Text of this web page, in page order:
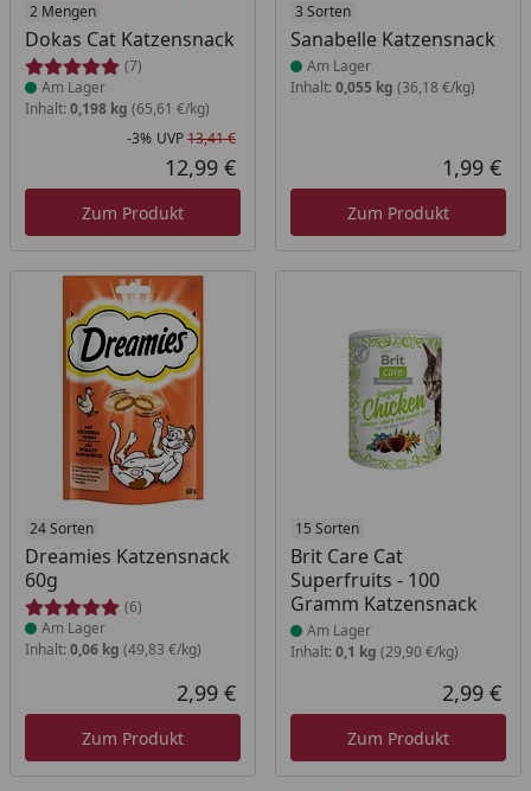
2 Mengen
Dokas Cat Katzensnack
(7)
Produkt am Lager
Am Lager
Inhalt: 0,198 kg (65,61 €/kg)
Rabatt in Prozent
-3%
Ursprünglicher Preis
UVP13,41 €
Aktueller Preis
12,99 €
Zum Produkt
3 Sorten
Sanabelle Katzensnack
Produkt am Lager
Am Lager
Inhalt: 0,055 kg (36,18 €/kg)
1,99 €
Zum Produkt
24 Sorten
Dreamies Katzensnack
60g
(6)
Produkt am Lager
Am Lager
Inhalt: 0,06 kg (49,83 €/kg)
Aktueller Preis
2,99 €
Zum Produkt
15 Sorten
Brit Care Cat
Superfruits - 100
Gramm Katzensnack
Produkt am Lager
Am Lager
Inhalt: 0,1 kg (29,90 €/kg)
2,99 €
Zum Produkt